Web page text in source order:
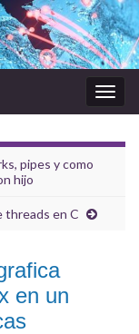
la
pipes y como
hijo
threads en C
en un